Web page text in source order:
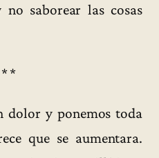
saborear las cosas
*
dolor y ponemos toda
que se aumentara.